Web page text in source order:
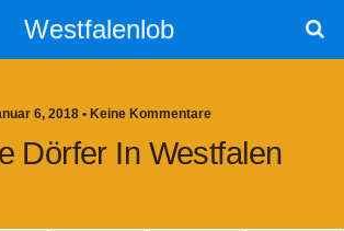
Westfalenlob
6, 2018 • Keine Kommentare
Dörfer In Westfalen